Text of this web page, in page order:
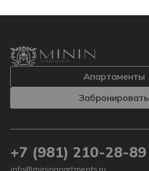
Апартаменты
Забронировать
+7 (981) 210-28-89
info@mininapartments.ru